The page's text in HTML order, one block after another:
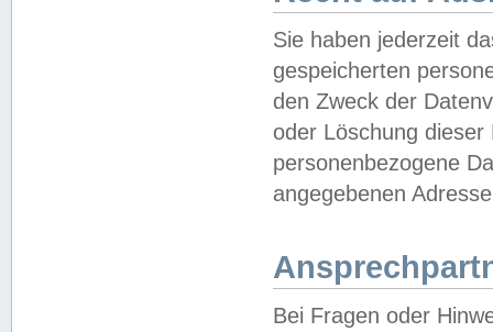
Sie haben jederzeit
gespeicherten
den Zweck der
oder Löschung
personenbezogene
angegebenen
Bei Fragen oder